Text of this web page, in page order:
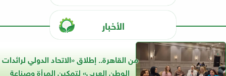
الأخبار
من القاهرة.. إطلاق «الاتحاد الدولي لرائدات
الوطن العربي» لتمكين المرأة وصناعة